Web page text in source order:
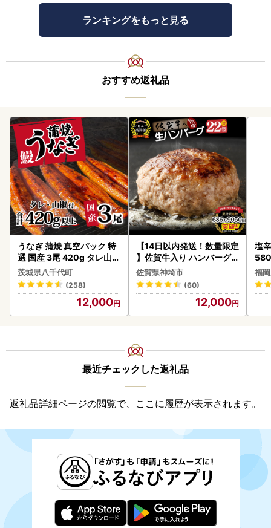
品づくりの参考とさせていただきます。
皆様からのお言葉が、生産者・事業者一同の大きな励みとな
--*--*--*--*--*--*--*--*--*--*--*--*--*--*--*--*--*--*--*--*
ランキングをもっと見る
おすすめ返礼品
うなぎ 蒲焼 真空パック 特
選 国産 3尾 420g タレ山椒
付き うな重 ひつまぶし 訳
あり 茨城 ウナギ 鰻 個包装
人気 美味しい 小分け 八千
茨城県八千代町
(258)
12,000
【14日以内発送！数量限定
】佐賀牛入り ハンバーグ 2
2個 2.6kg(120g×22個)(H
083106)
佐賀県神埼市
(60)
12,000
塩
福
最近チェックした返礼品
返礼品詳細ページの閲覧で、ここに履歴が表示されます。